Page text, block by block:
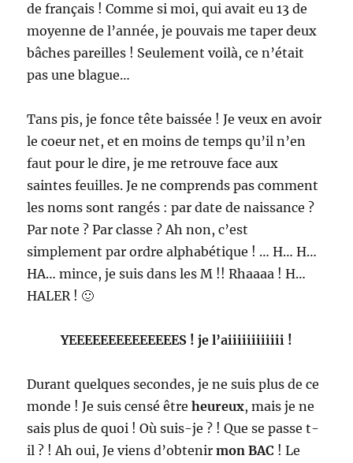
de français ! Comme si moi, qui avait eu 13 de
moyenne de l’année, je pouvais me taper deux
bâches pareilles ! Seulement voilà, ce n’était
pas une blague…
Tans pis, je fonce tête baissée ! Je veux en avoir
le coeur net, et en moins de temps qu’il n’en
faut pour le dire, je me retrouve face aux
saintes feuilles. Je ne comprends pas comment
les noms sont rangés : par date de naissance ?
Par note ? Par classe ? Ah non, c’est
simplement par ordre alphabétique ! … H… H…
HA… mince, je suis dans les M !! Rhaaaa ! H…
HALER ! 🙂
YEEEEEEEEEEEEEES ! je l’aiiiiiiiiiiii !
Durant quelques secondes, je ne suis plus de ce
monde ! Je suis censé êtreheureux, mais je ne
sais plus de quoi ! Où suis-je ? ! Que se passe t-
il ? ! Ah oui, Je viens d’obtenirmon BAC ! Le